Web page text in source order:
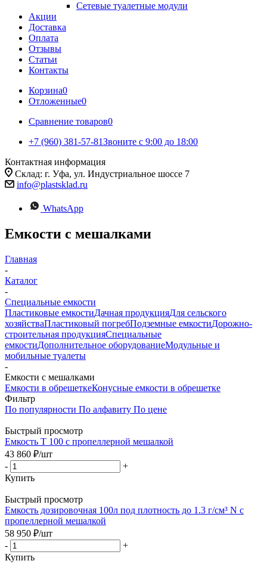
Сетевые туалетные модули
Акции
Доставка
Оплата
Отзывы
Статьи
Контакты
Корзина0
Отложенные0
Сравнение товаров0
+7 (960) 381-57-81Звоните с 9:00 до 18:00
Контактная информация
Склад: г. Уфа, ул. Индустриальное шоссе 7
info@plastsklad.ru
WhatsApp
Емкости с мешалками
Главная
-
Каталог
-
Специальные емкости
Пластиковые емкостиДачная продукцияДля сельского
хозяйстваПластиковый погребПодземные емкостиДорожно-
строительная продукцияСпециальные
емкостиДополнительное оборудованиеМодульные и
мобильные туалеты
-
Емкости с мешалками
Емкости в обрешеткеКонусные емкости в обрешетке
Фильтр
По популярности По алфавиту По цене
Быстрый просмотр
Емкость T 100 c пропеллерной мешалкой
43 860 ₽/шт
-
+
Купить
Быстрый просмотр
Емкость дозировочная 100л под плотность до 1.3 г/см³ N с
пропеллерной мешалкой
58 950 ₽/шт
-
+
Купить